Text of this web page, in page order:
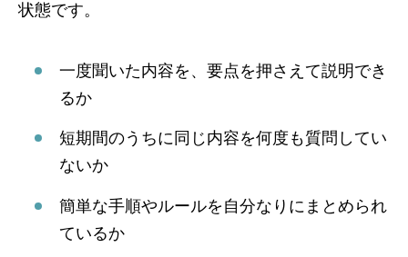
状態です。
一度聞いた内容を、要点を押さえて説明でき
るか
短期間のうちに同じ内容を何度も質問してい
ないか
簡単な手順やルールを自分なりにまとめられ
ているか